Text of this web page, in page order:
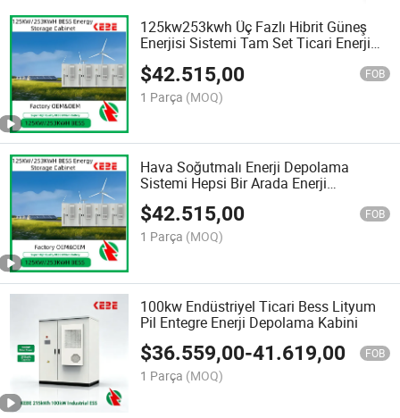
125kw253kwh Üç Fazlı Hibrit Güneş
Enerjisi Sistemi Tam Set Ticari Enerji
$42.515,00 FOB
1 Parça (MOQ)
Hava Soğutmalı Enerji Depolama
Sistemi Hepsi Bir Arada Enerji
Depolama Kabini Dış Mekan
125kw/253kwh
$42.515,00 FOB
1 Parça (MOQ)
100kw Endüstriyel Ticari Bess Lityum
Pil Entegre Enerji Depolama Kabini
$36.559,00-41.619,00 FOB
1 Parça (MOQ)